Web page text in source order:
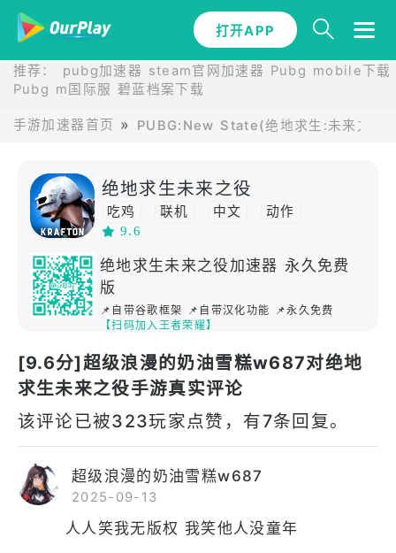
打开APP
推荐： pubg加速器 steam官网加速器 Pubg mobile下载
Pubg m国际服 碧蓝档案下载
手游加速器首页 PUBG:New State(绝地求生:未来之役)
绝地求生未来之役
吃鸡 联机 中文
动作
高画质
9.6
绝地求生未来之役加速器 永久免费
版
📌自带谷歌框架 📌自带汉化功能 📌永久免费
【扫码加入王者荣耀】
[9.6分]超级浪漫的奶油雪糕w687对绝地
求生未来之役手游真实评论
该评论已被323玩家点赞，有7条回复。
超级浪漫的奶油雪糕w687
2025-09-13
人人笑我无版权 我笑他人没童年